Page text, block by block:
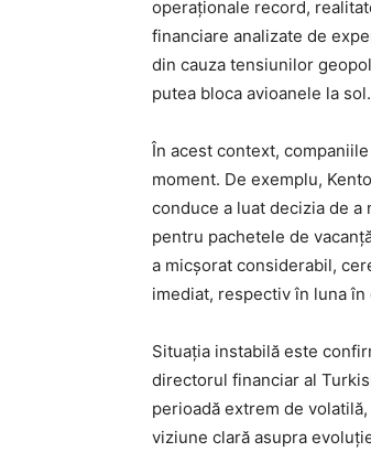
operaționale record,
financiare analizate de
din cauza tensiunilor
putea bloca avioanele la sol.
În acest context,
moment. De exemplu,
conduce a luat decizia de
pentru pachetele de
a micșorat considerabil,
imediat, respectiv în luna în
Situația instabilă este
directorul financiar al
perioadă extrem de
viziune clară asupra